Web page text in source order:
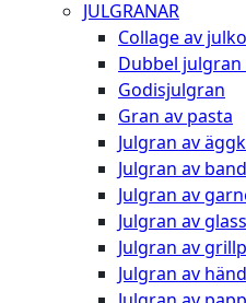
JULGRANAR
Collage av
Dubbel
Godisjulgran
Gran av pasta
Julgran av
Julgran av
Julgran av
Julgran av
Julgran av
Julgran av